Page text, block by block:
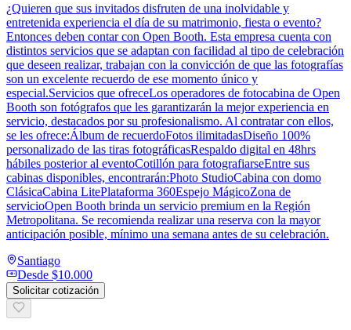
¿Quieren que sus invitados disfruten de una inolvidable y
entretenida experiencia el día de su matrimonio, fiesta o evento?
Entonces deben contar con Open Booth. Esta empresa cuenta con
distintos servicios que se adaptan con facilidad al tipo de celebración
que deseen realizar, trabajan con la convicción de que las fotografías
son un excelente recuerdo de ese momento único y
especial.Servicios que ofreceLos operadores de fotocabina de Open
Booth son fotógrafos que les garantizarán la mejor experiencia en
servicio, destacados por su profesionalismo. Al contratar con ellos,
se les ofrece:Álbum de recuerdoFotos ilimitadasDiseño 100%
personalizado de las tiras fotográficasRespaldo digital en 48hrs
hábiles posterior al eventoCotillón para fotografiarseEntre sus
cabinas disponibles, encontrarán:Photo StudioCabina con domo
ClásicaCabina LitePlataforma 360Espejo MágicoZona de
servicioOpen Booth brinda un servicio premium en la Región
Metropolitana. Se recomienda realizar una reserva con la mayor
anticipación posible, mínimo una semana antes de su celebración.
Santiago
Desde $10.000
Solicitar cotización